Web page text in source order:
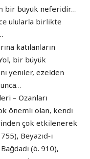
bir büyük neferidir…
ulularla birlikte
katılanların
bir büyük
yeniler, ezelden
– Ozanları
önemli olan, kendi
çok etkilenerek
Beyazıd-ı
(ö. 910),